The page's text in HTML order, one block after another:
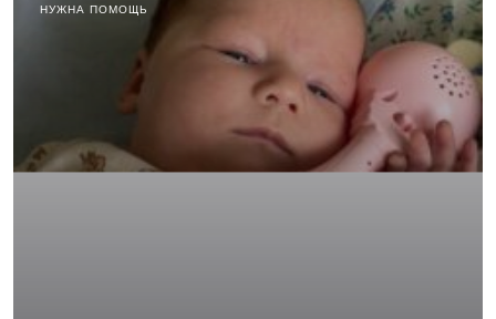
НУЖНА ПОМОЩЬ